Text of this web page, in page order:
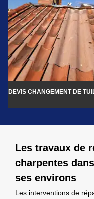
DEVIS CHANGEMENT DE
Les travaux de
charpentes
ses environs
Les interventions de